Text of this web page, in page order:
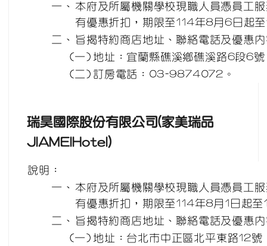
一、 本府及所屬機關學校現職人員憑員工
有優惠折扣，期限至114年8月6日起
二、
旨揭特約商店地址、聯絡電話及優惠
(一) 地址：宜蘭縣礁溪鄉礁溪路6段6號
(二) 訂房電話：03-9874072。
瑞昊國際股份有限公司(家美瑞品
JIAMEIHotel)
說明：
一、 本府及所屬機關學校現職人員憑員工
有優惠折扣，期限至114年8月1日起
二、
旨揭特約商店地址、聯絡電話及優惠
(一) 地址：台北市中正區北平東路12號